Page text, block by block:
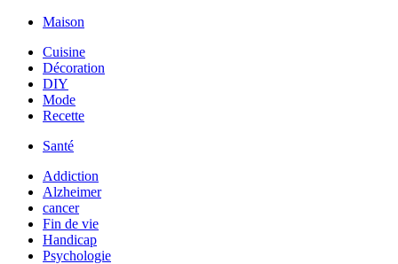
Maison
Cuisine
Décoration
DIY
Mode
Recette
Santé
Addiction
Alzheimer
cancer
Fin de vie
Handicap
Psychologie